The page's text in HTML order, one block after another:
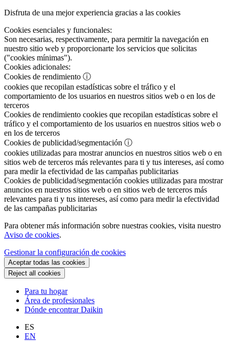
Disfruta de una mejor experiencia gracias a las cookies
Cookies esenciales y funcionales:
Son necesarias, respectivamente, para permitir la navegación en
nuestro sitio web y proporcionarte los servicios que solicitas
("cookies mínimas").
Cookies adicionales:
Cookies de rendimiento ⓘ
cookies que recopilan estadísticas sobre el tráfico y el
comportamiento de los usuarios en nuestros sitios web o en los de
terceros
Cookies de rendimiento cookies que recopilan estadísticas sobre el
tráfico y el comportamiento de los usuarios en nuestros sitios web o
en los de terceros
Cookies de publicidad/segmentación ⓘ
cookies utilizadas para mostrar anuncios en nuestros sitios web o en
sitios web de terceros más relevantes para ti y tus intereses, así como
para medir la efectividad de las campañas publicitarias
Cookies de publicidad/segmentación cookies utilizadas para mostrar
anuncios en nuestros sitios web o en sitios web de terceros más
relevantes para ti y tus intereses, así como para medir la efectividad
de las campañas publicitarias
Para obtener más información sobre nuestras cookies, visita nuestro
Aviso de cookies.
Gestionar la configuración de cookies
Aceptar todas las cookies
Reject all cookies
Para tu hogar
Área de profesionales
Dónde encontrar Daikin
ES
EN